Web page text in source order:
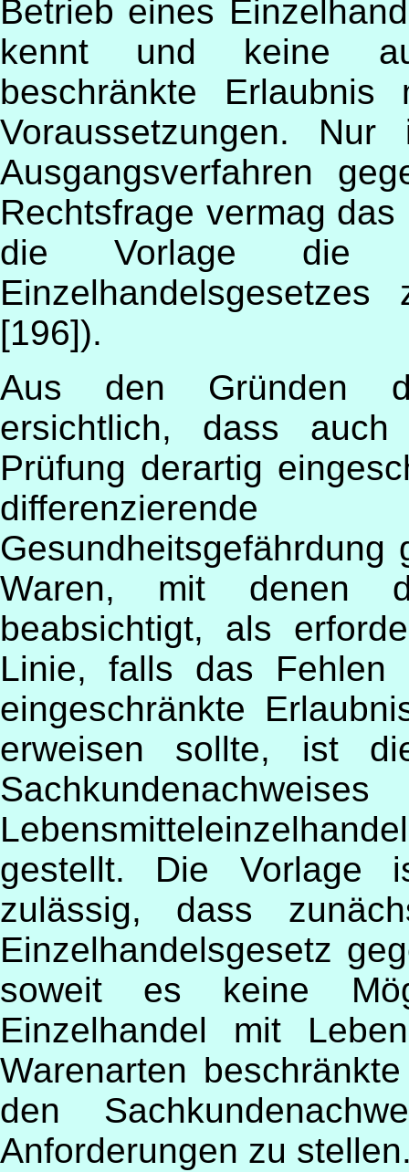
Betrieb eines
kennt und keine
beschränkte Erlaubnis
Voraussetzungen.
Ausgangsverfahren
Rechtsfrage vermag
die Vorlage die
[196]).
Aus den Gründen
ersichtlich, dass auch
Prüfung derartig
Waren, mit denen
beabsichtigt, als
Linie, falls das Fehlen
eingeschränkte
erweisen sollte, ist
gestellt. Die Vorlage
zulässig, dass
Einzelhandelsgesetz
soweit es keine
Einzelhandel mit
Warenarten
den
Anforderungen zu